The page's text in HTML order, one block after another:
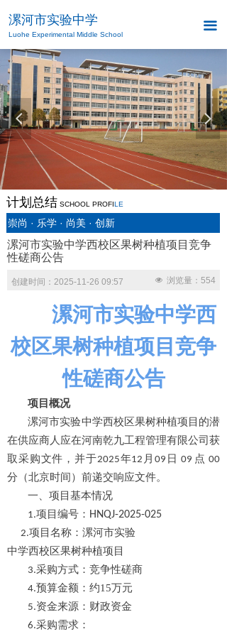
Luohe Experimental Middle School
漯河市实验中学 끀
넳 넲
崇尚 · 乐学 · 尚美 · 创新
计划总结 SCHOOL PROFILE
漯河市实验中学西校区果树种植项目竞争
性磋商公告
创建时间： 2025-11-26 09:57 넶 浏览量： 554
漯河市实验中学西
校区果树种植项目 竞争
性磋商公告
项目概况
漯河市实验中学西校区果树种植项目的潜
在供应商人应在河南乾九工程管理有限公司获
取采购文件，并于2025年12 月09 日 09 点 00
分（北京时间）前递交响应文件。
一、项目基本情况
1.项目编号： HNQJ-2025-025
称：漯河市实验
中学西校区果树种植项目
3.采购方式：竞争性磋商
4.预算金额：约15万元
5.资金来源：财政资金
6.采购需求：